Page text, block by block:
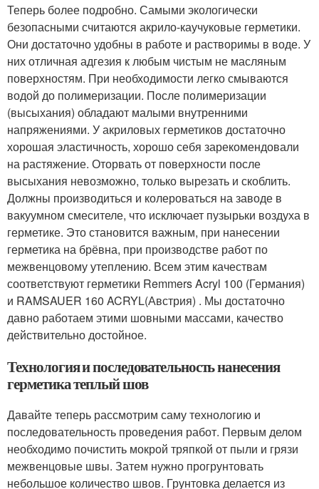
Теперь более подробно. Самыми экологически
безопасными считаются акрило-каучуковые герметики.
Они достаточно удобны в работе и растворимы в воде. У
них отличная адгезия к любым чистым не масляным
поверхностям. При необходимости легко смываются
водой до полимеризации. После полимеризации
(высыхания) обладают малыми внутренними
напряжениями. У акриловых герметиков достаточно
хорошая эластичность, хорошо себя зарекомендовали
на растяжение. Оторвать от поверхности после
высыхания невозможно, только вырезать и скоблить.
Должны производиться и колероваться на заводе в
вакуумном смесителе, что исключает пузырьки воздуха в
герметике. Это становится важным, при нанесении
герметика на брёвна, при производстве работ по
межвенцовому утеплению. Всем этим качествам
соответствуют герметики Remmers Acryl 100 (Германия)
и RAMSAUER 160 ACRYL(Австрия) . Мы достаточно
давно работаем этими шовными массами, качество
действительно достойное.
Технология и последовательность нанесения
герметика теплый шов
Давайте теперь рассмотрим саму технологию и
последовательность проведения работ. Первым делом
необходимо почистить мокрой тряпкой от пыли и грязи
межвенцовые швы. Затем нужно прогрунтовать
небольшое количество швов. Грунтовка делается из